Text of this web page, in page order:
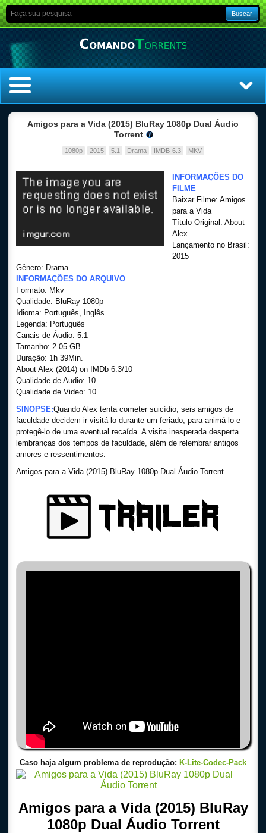
Buscar
Top Séries
Filmes
Amigos para a Vida (2015) BluRay 1080p Dual Áudio
Torrent
1080p 2015 5.1 Drama IMDB-6.3 MKV
INFORMAÇÕES DO
FILME
Baixar Filme: Amigos
para a Vida
Título Original: About
Alex
Lançamento no Brasil:
2015
Gênero: Drama
INFORMAÇÕES DO ARQUIVO
Formato: Mkv
Qualidade: BluRay 1080p
Idioma: Português, Inglês
Legenda: Português
Canais de Áudio: 5.1
Tamanho: 2.05 GB
Duração: 1h 39Min.
About Alex (2014) on IMDb 6.3/10
Qualidade de Audio: 10
Qualidade de Video: 10
SINOPSE:Quando Alex tenta cometer suicídio, seis amigos de
faculdade decidem ir visitá-lo durante um feriado, para animá-lo e
protegê-lo de uma eventual recaída. A visita inesperada desperta
lembranças dos tempos de faculdade, além de relembrar antigos
amores e ressentimentos.
Amigos para a Vida (2015) BluRay 1080p Dual Áudio Torrent
Caso haja algum problema de reprodução: K-Lite-Codec-Pack
Amigos para a Vida (2015) BluRay
1080p Dual Áudio Torrent